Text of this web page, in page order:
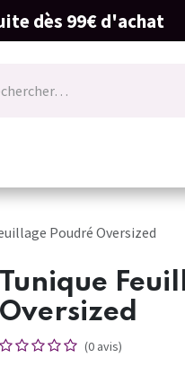
dès 99€ d'achat
Poudré Oversized
Tunique
Oversized
(0 avis)